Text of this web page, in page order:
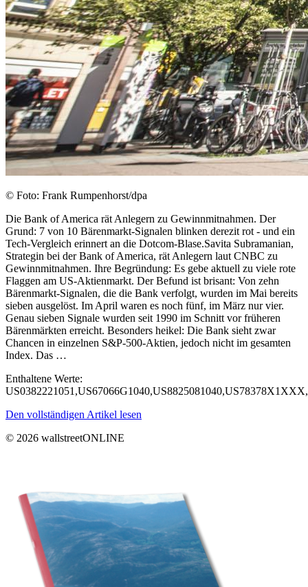
© Foto: Frank Rumpenhorst/dpa
Die Bank of America rät Anlegern zu Gewinnmitnahmen. Der
Grund: 7 von 10 Bärenmarkt-Signalen blinken derezit rot - und ein
Tech-Vergleich erinnert an die Dotcom-Blase.Savita Subramanian,
Strategin bei der Bank of America, rät Anlegern laut CNBC zu
Gewinnmitnahmen. Ihre Begründung: Es gebe aktuell zu viele rote
Flaggen am US-Aktienmarkt. Der Befund ist brisant: Von zehn
Bärenmarkt-Signalen, die die Bank verfolgt, wurden im Mai bereits
sieben ausgelöst. Im April waren es noch fünf, im März nur vier.
Genau sieben Signale wurden seit 1990 im Schnitt vor früheren
Bärenmärkten erreicht. Besonders heikel: Die Bank sieht zwar
Chancen in einzelnen S&P-500-Aktien, jedoch nicht im gesamten
Index. Das …
Enthaltene Werte:
Den vollständigen Artikel lesen
© 2026 wallstreetONLINE